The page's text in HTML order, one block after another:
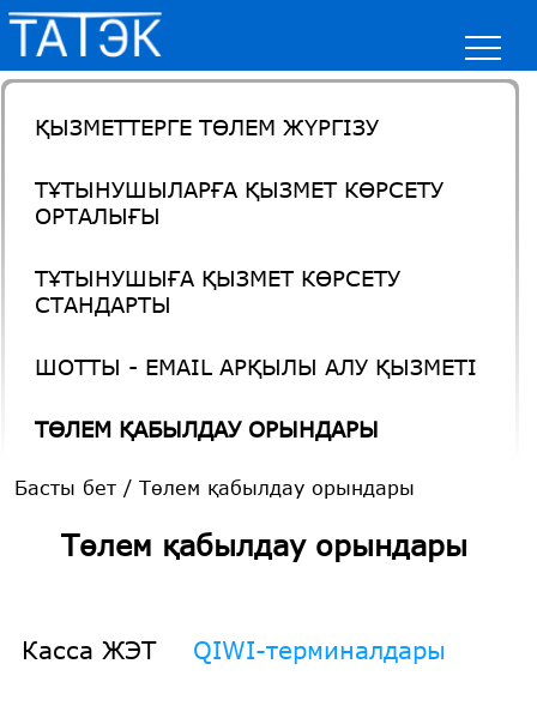
ҚЫЗМЕТТЕРГЕ ТӨЛЕМ ЖҮРГІЗУ
ТҰТЫНУШЫЛАРҒА ҚЫЗМЕТ КӨРСЕТУ
ОРТАЛЫҒЫ
ТҰТЫНУШЫҒА ҚЫЗМЕТ КӨРСЕТУ
СТАНДАРТЫ
ШОТТЫ - EMAIL АРҚЫЛЫ АЛУ ҚЫЗМЕТІ
ТӨЛЕМ ҚАБЫЛДАУ ОРЫНДАРЫ
Басты бет/ Төлем қабылдау орындары
Төлем қабылдау орындары
Касса ЖЭТ QIWI-терминалдары